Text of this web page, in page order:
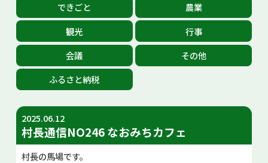
あかいがわ広報
お問い合せ
Select Language
できごと
農業
観光
行事
会議
その他
ふるさと納税
2025.06.12
村長通信NO246 なおみちカフェ
村長の馬場です。